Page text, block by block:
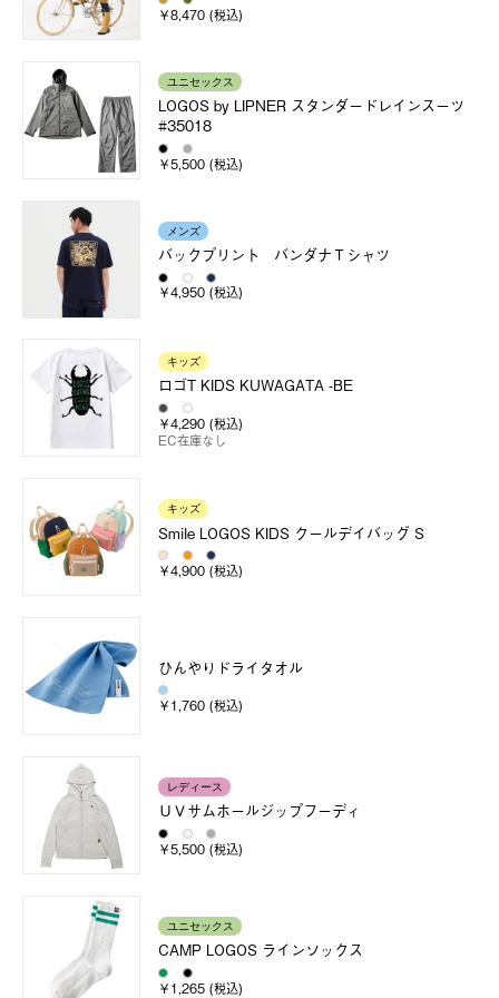
￥8,470 (税込)
ユニセックス
LOGOS by LIPNER スタンダードレインスーツ
#35018
￥5,500 (税込)
メンズ
バックプリント バンダナＴシャツ
￥4,950 (税込)
キッズ
ロゴT KIDS KUWAGATA -BE
￥4,290 (税込)
EC在庫なし
キッズ
Smile LOGOS KIDS クールデイバッグ S
￥4,900 (税込)
ひんやりドライタオル
￥1,760 (税込)
レディース
ＵＶサムホールジップフーディ
￥5,500 (税込)
ユニセックス
CAMP LOGOS ラインソックス
￥1,265 (税込)